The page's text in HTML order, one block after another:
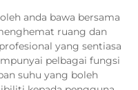
anda bawa bersama
ruang dan
yang sentiasa
pelbagai fungsi
suhu yang boleh